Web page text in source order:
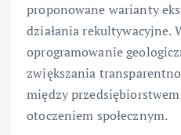
proponowane warianty
działania rekultywacyjne.
oprogramowanie
zwiększania
między
otoczeniem społecznym.